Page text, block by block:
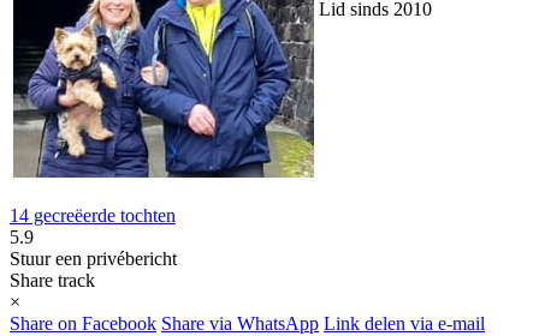
Lid sinds 2010
14 gecreëerde tochten
5.9
Stuur een privébericht
Share track
×
Share on Facebook Share via WhatsApp Link delen via e-mail